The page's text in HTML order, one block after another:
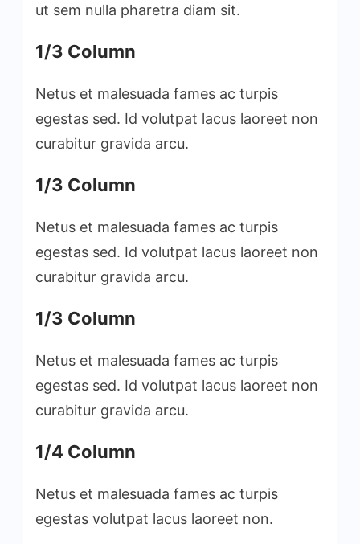
ut sem nulla pharetra diam sit.
1/3 Column
Netus et malesuada fames ac turpis
egestas sed. Id volutpat lacus laoreet non
curabitur gravida arcu.
1/3 Column
Netus et malesuada fames ac turpis
egestas sed. Id volutpat lacus laoreet non
curabitur gravida arcu.
1/3 Column
Netus et malesuada fames ac turpis
egestas sed. Id volutpat lacus laoreet non
curabitur gravida arcu.
1/4 Column
Netus et malesuada fames ac turpis
egestas volutpat lacus laoreet non.